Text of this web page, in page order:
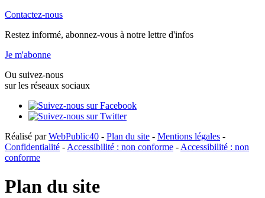
Contactez-nous
Restez informé, abonnez-vous à notre lettre d'infos
Je m'abonne
Ou suivez-nous
sur les réseaux sociaux
Réalisé parWebPublic40 - Plan du site - Mentions légales -
Confidentialité - Accessibilité : non conforme - Accessibilité : non
conforme
Plan du site